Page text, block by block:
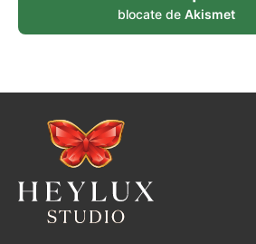
blocate de Akismet